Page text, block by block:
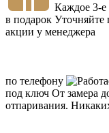
Каждое 3-е
в подарок Уточняйте
акции у менеджера
по телефону
под ключ От замера
отпаривания.